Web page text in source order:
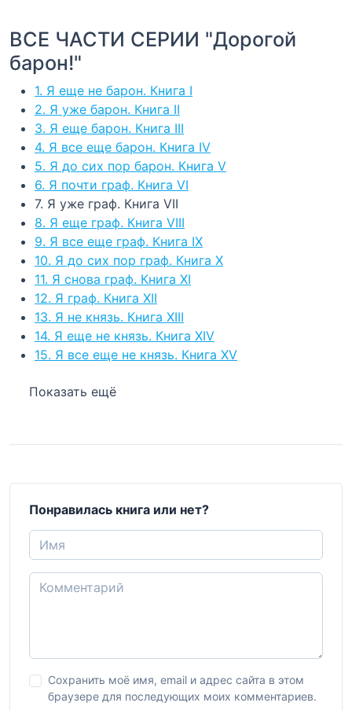
ВСЕ ЧАСТИ СЕРИИ "Дорогой
барон!"
1. Я еще не барон. Книга I
2. Я уже барон. Книга II
3. Я еще барон. Книга III
4. Я все еще барон. Книга IV
5. Я до сих пор барон. Книга V
6. Я почти граф. Книга VI
7. Я уже граф. Книга VII
8. Я еще граф. Книга VIII
9. Я все еще граф. Книга IX
10. Я до сих пор граф. Книга X
11. Я снова граф. Книга XI
12. Я граф. Книга XII
13. Я не князь. Книга XIII
14. Я еще не князь. Книга XIV
15. Я все еще не князь. Книга XV
Показать ещё
Понравилась книга или нет?
Сохранить моё имя, email и адрес сайта в этом
браузере для последующих моих комментариев.